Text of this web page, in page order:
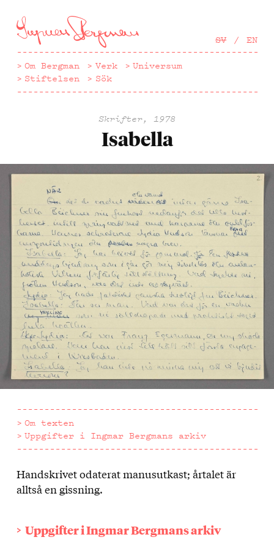
till
huvudinnehåll
SV EN
Om Bergman Verk
Universum
Stiftelsen
Sök
Skrifter, 1978
Isabella
Om texten
Uppgifter i Ingmar Bergmans arkiv
Om
texten
Handskrivet odaterat manusutkast; årtalet är
alltså en gissning.
Uppgifter i Ingmar Bergmans arkiv